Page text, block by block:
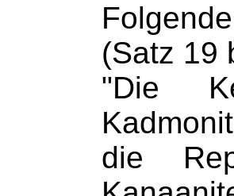
(Satz 19
"Die
die